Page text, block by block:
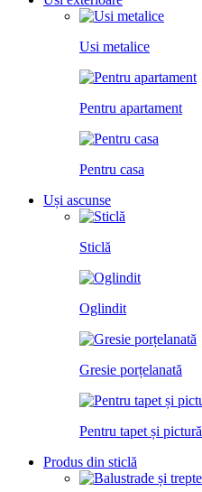
Usi metalice
Pentru apartament
Pentru casa
Uși ascunse
Sticlă
Oglindit
Gresie porțelanată
Pentru tapet și pictură
Produs din sticlă